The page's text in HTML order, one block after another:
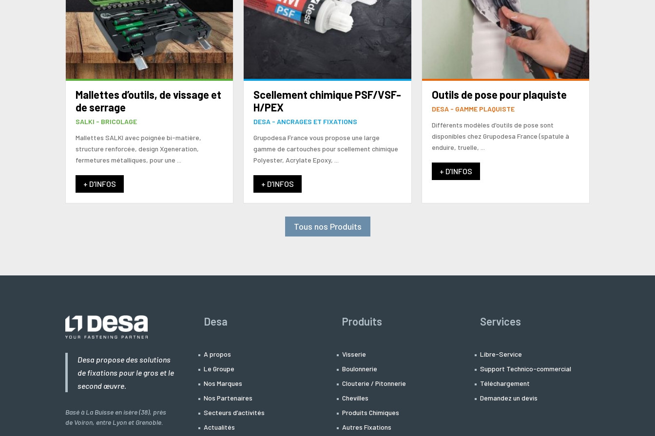
Mallettes d’outils, de vissage et
de serrage
SALKI - BRICOLAGE
Mallettes SALKI avec poignée bi-matière,
structure renforcée, design Xgeneration,
fermetures métalliques, pour une ...
+ D'INFOS
Scellement chimique PSF/VSF-
H/PEX
DESA - ANCRAGES ET FIXATIONS
Grupodesa France vous propose une large
gamme de cartouches pour scellement chimique
Polyester, Acrylate Epoxy, ...
+ D'INFOS
Outils de pose pour plaquiste
DESA - GAMME PLAQUISTE
Différents modèles d'outils de pose sont
disponibles chez Grupodesa France (spatule à
enduire, truelle, ...
+ D'INFOS
Tous nos Produits
Desa propose des solutions
de fixations pour le gros et le
second œuvre.
Basé à La Buisse en isère (38), près
de Voiron, entre Lyon et Grenoble.
Desa
A propos
Le Groupe
Nos Marques
Nos Partenaires
Secteurs d’activités
Actualités
Produits
Visserie
Boulonnerie
Clouterie / Pitonnerie
Chevilles
Produits Chimiques
Autres Fixations
Services
Libre-Service
Support Technico-commercial
Téléchargement
Demandez un devis